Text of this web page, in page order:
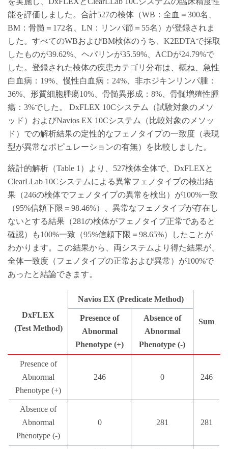
能を評価しました。合計527の検体（WB：全血＝300名、
BM：骨髄＝172名、LN：リンパ節＝55名）が登録されま
した。すべてのWBおよびBM検体のうち、K2EDTAで採取
したものが39.62%、ヘパリンが35.59%、ACDが24.79%で
した。‌登録された検体の疾患カテゴリ分布は、概ね、急性
白血病：19%、慢性白血病：24%、非ホジキンリンパ腫：
36%、形質細胞腫瘍10%、骨髄異形成：8%、骨髄増殖性腫
瘍：3%でした。 DxFLEX 10Cシステム（試験対象のメソ
ッド）およびNavios EX 10Cシステム（比較対象のメソッ
ド）での解析結果の定性的なフェノタイプの一致度（表現
型が異常なポピュレーションの有無）を比較しました。
統計的解析（Table 1）より、527検体全体で、DxFLEXと
ClearLLab 10Cシステムによる異常フェノタイプの検出結
果（246の検体でフェノタイプの異常を検出）が100%一致
（95%信頼下限＝98.46%）、異常なフェノタイプが存在し
ないとする結果（281の検体がフェノタイプ正常であると
確認）も100%一致（95%信頼下限＝98.65%）したことが
わかります。この結果から、両システムより得た結果が、
全体一致度（フェノタイプの正常および異常）が100%で
あったと結論できます。
DxFLEX
(Test Method)
Navios EX (Predicate Method)
Sum
Presence of
Abnormal
Phenotype (+)
Absence of
Abnormal
Phenotype (-)
Presence of
Abnormal
Phenotype (+)
246 0 246
Absence of
Abnormal
Phenotype (-)
0 281 281